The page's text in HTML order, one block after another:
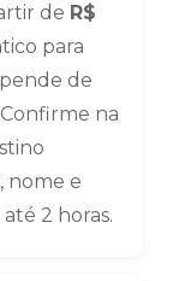
de R$
para
de
na
nome e
2 horas.